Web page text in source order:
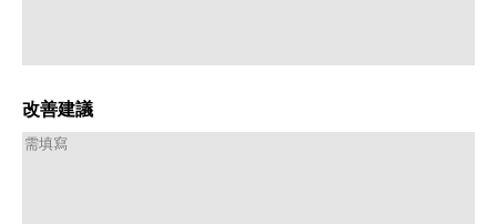
改善建議